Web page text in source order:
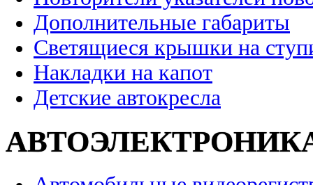
Дополнительные габариты
Светящиеся крышки на
Накладки на капот
Детские автокресла